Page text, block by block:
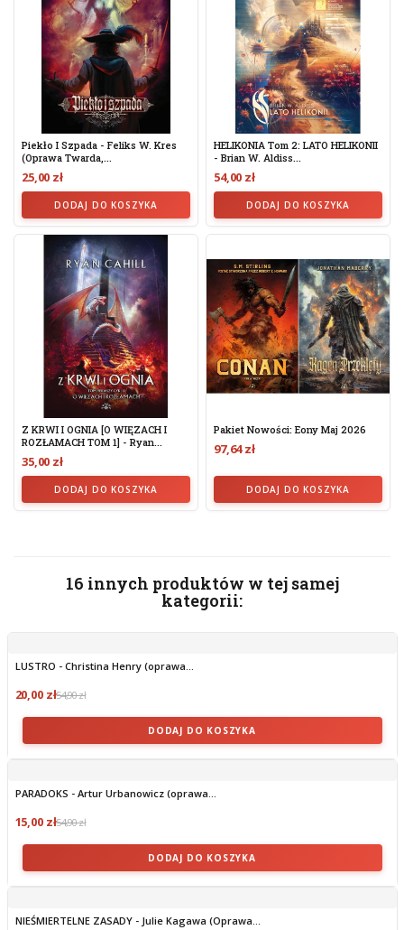
Piekło I Szpada - Feliks W. Kres
(oprawa Twarda,...
25,00 zł
DODAJ DO KOSZYKA
HELIKONIA Tom 2: LATO HELIKONII
- Brian W. Aldiss...
54,00 zł
DODAJ DO KOSZYKA
Z KRWI I OGNIA [O WIĘZACH I
ROZŁAMACH TOM 1] - Ryan...
35,00 zł
DODAJ DO KOSZYKA
Pakiet Nowości: Eony Maj 2026
97,64 zł
DODAJ DO KOSZYKA
16 innych produktów w tej samej
kategorii:
LUSTRO - Christina Henry (oprawa...
20,00 zł54,90 zł
DODAJ DO KOSZYKA
PARADOKS - Artur Urbanowicz (oprawa...
15,00 zł54,90 zł
DODAJ DO KOSZYKA
NIEŚMIERTELNE ZASADY - Julie Kagawa (Oprawa...